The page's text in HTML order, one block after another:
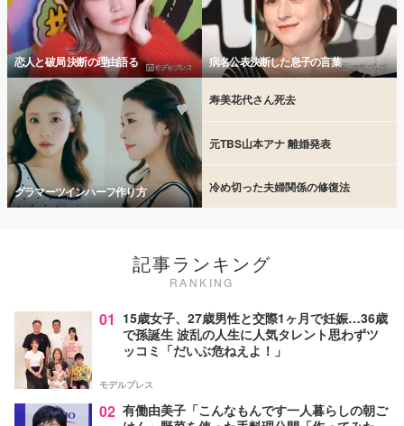
恋人と破局 決断の理由語る 病名公表決断した息子の言葉
グラマーツインハーフ作り方
寿美花代さん死去
元TBS山本アナ 離婚発表
冷め切った夫婦関係の修復法
記事ランキング
RANKING
01 15歳女子、27歳男性と交際1ヶ月で妊娠…36歳
で孫誕生 波乱の人生に人気タレント思わずツ
ッコミ「だいぶ危ねえよ！」
モデルプレス
02 有働由美子「こんなもんです一人暮らしの朝ご